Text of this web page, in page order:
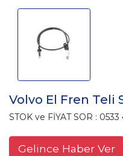
Volvo El Fren Teli
STOK ve FİYAT SOR :
Gelince Haber Ver